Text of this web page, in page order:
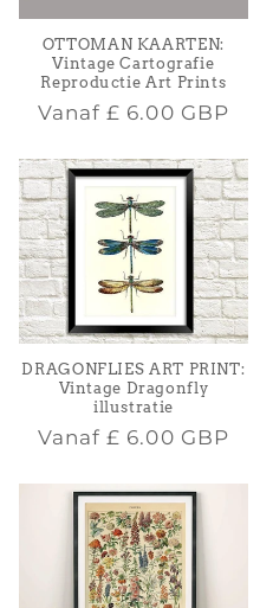
OTTOMAN KAARTEN:
Vintage Cartografie
Reproductie Art Prints
Normale
Vanaf£ 6.00 GBP
DRAGONFLIES ART PRINT:
Vintage Dragonfly
illustratie
Normale
Vanaf£ 6.00 GBP